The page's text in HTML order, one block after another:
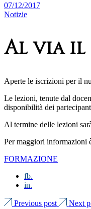
07/12/2017
Notizie
Al via il
Aperte le iscrizioni per il
Le lezioni, tenute dal
disponibilità dei
Al termine delle lezioni
Per maggiori informazioni
FORMAZIONE
fb.
in.
Previous post Next